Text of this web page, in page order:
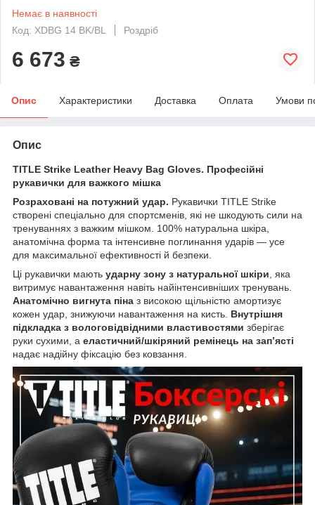
Немає в наявності
Код: XDBG 14 BK/BL
Роздріб
6 673 ₴
Опис Характеристики Доставка Оплата Умови
Опис
TITLE Strike Leather Heavy Bag Gloves. Професійні
рукавички для важкого мішка
Розраховані на потужний удар. Рукавички TITLE Strike
створені спеціально для спортсменів, які не шкодують сили на
тренуваннях з важким мішком. 100% натуральна шкіра,
анатомічна форма та інтенсивне поглинання ударів — усе
для максимальної ефективності й безпеки.
Ці рукавички мають ударну зону з натуральної шкіри , яка
витримує навантаження навіть найінтенсивніших тренувань.
Анатомічно вигнута піна з високою щільністю амортизує
кожен удар, знижуючи навантаження на кисть. Внутрішня
підкладка з вологовідвідними властивостями зберігає
руки сухими, а еластичний/шкіряний ремінець на зап’ясті
надає надійну фіксацію без ковзання.